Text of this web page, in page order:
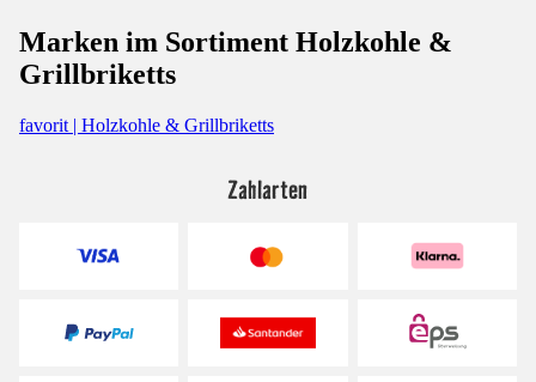
Marken im Sortiment Holzkohle &
Grillbriketts
favorit | Holzkohle & Grillbriketts
Zahlarten